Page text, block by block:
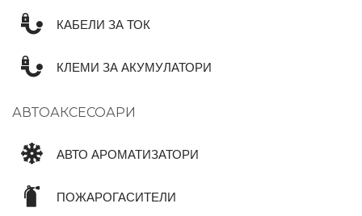
КАБЕЛИ ЗА ТОК
КЛЕМИ ЗА АКУМУЛАТОРИ
АВТОАКСЕСОАРИ
АВТО АРОМАТИЗАТОРИ
ПОЖАРОГАСИТЕЛИ